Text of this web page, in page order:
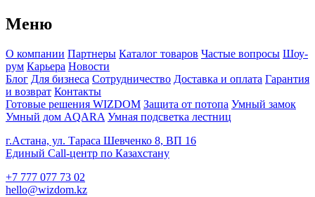
Меню
О компании Партнеры Каталог товаров Частые вопросы Шоу-
рум Карьера Новости
Блог Для бизнеса Сотрудничество Доставка и оплата Гарантия
и возврат Контакты
Готовые решения WIZDOM Защита от потопа Умный замок
Умный дом AQARA Умная подсветка лестниц
г.Астана, ул. Тараса Шевченко 8, ВП 16
Единый Call-центр по Казахстану
+7 777 077 73 02
hello@wizdom.kz